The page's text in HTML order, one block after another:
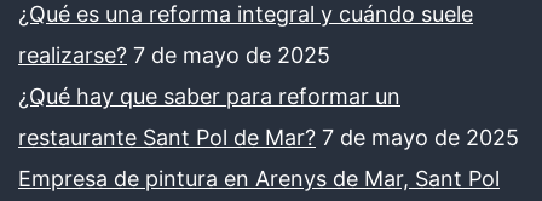
¿Qué es una reforma integral y cuándo suele
realizarse? 7 de mayo de 2025
¿Qué hay que saber para reformar un
restaurante Sant Pol de Mar? 7 de mayo de 2025
Empresa de pintura en Arenys de Mar, Sant Pol